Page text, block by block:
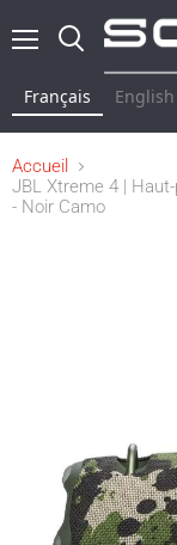
Français English
Accueil
JBL Xtreme 4 |
- Noir Camo